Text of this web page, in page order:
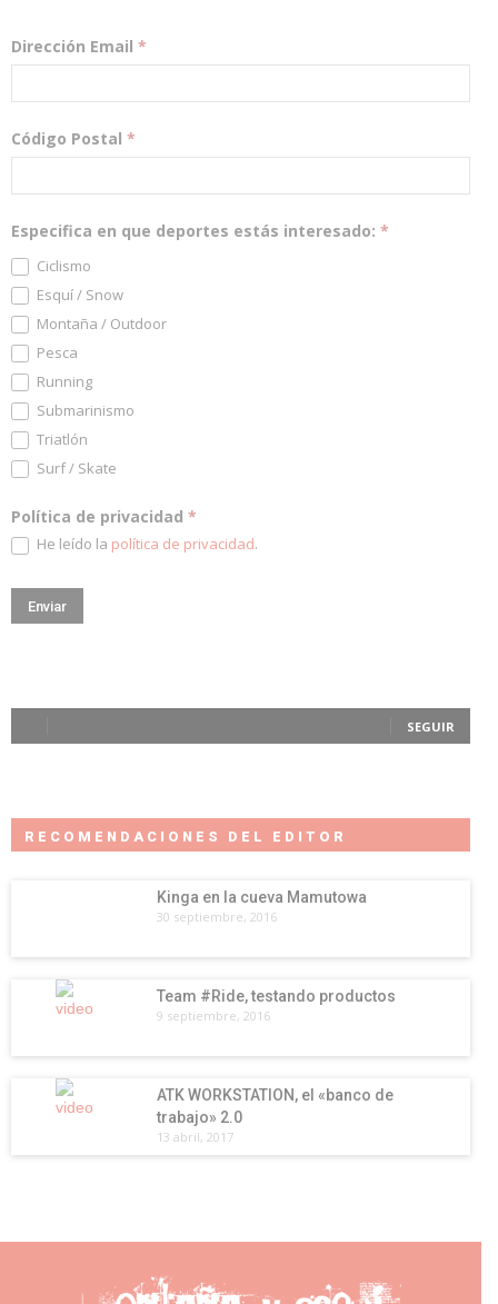
Dirección Email *
Código Postal *
Especifica en que deportes estás interesado: *
Ciclismo
Esquí / Snow
Montaña / Outdoor
Pesca
Running
Submarinismo
Triatlón
Surf / Skate
Política de privacidad *
He leído la política de privacidad.
SEGUIR
RECOMENDACIONES DEL EDITOR
Kinga en la cueva Mamutowa
30 septiembre, 2016
Team #Ride, testando productos
9 septiembre, 2016
ATK WORKSTATION, el «banco de
trabajo» 2.0
13 abril, 2017